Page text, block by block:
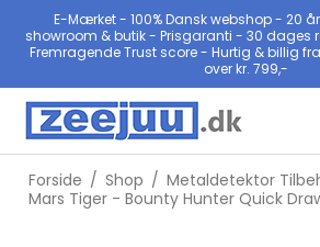
E-Mærket - 100% Dansk webshop - 20
showroom & butik - Prisgaranti - 30 dages
Fremragende Trust score - Hurtig & billig
over kr. 799,-
Forside / Shop / Metaldetektor
Mars Tiger - Bounty Hunter Quick